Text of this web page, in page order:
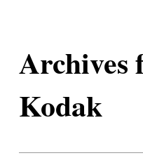
Archives
Kodak